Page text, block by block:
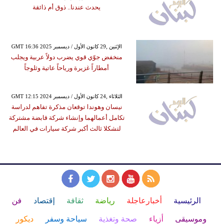
يحدث عندنا.. ذوق أم ذائقة
GMT 16:36 2025 الإثنين ,29 كانون الأول / ديسمبر
منخفض جوّي قوي يضرب دولاً عربية ويجلب
أمطاراً غزيرة ورياحاً عاتية وثلوجاً
GMT 12:15 2024 الثلاثاء ,24 كانون الأول / ديسمبر
نيسان وهوندا توقعان مذكرة تفاهم لدراسة
تكامل أعمالهما وإنشاء شركة قابضة مشتركة
لتشكلا ثالث أكبر شركة سيارات في العالم
الرئيسية أخبارعاجلة رياضة ثقافة إقتصاد فن
وموسيقى أزياء صحة وتغذية سياحة وسفر ديكور